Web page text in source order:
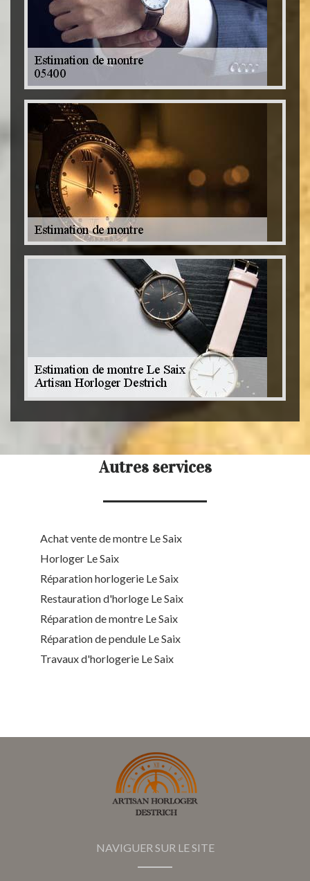
Autres services
Achat vente de montre Le Saix
Horloger Le Saix
Réparation horlogerie Le Saix
Restauration d'horloge Le Saix
Réparation de montre Le Saix
Réparation de pendule Le Saix
Travaux d'horlogerie Le Saix
NAVIGUER SUR LE SITE